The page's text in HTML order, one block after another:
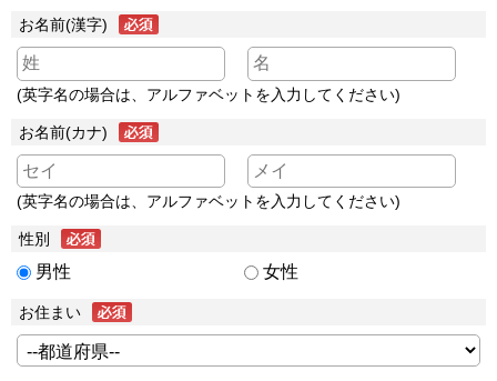
お名前(漢字)
(英字名の場合は、アルファベットを入力してください)
お名前(カナ)
(英字名の場合は、アルファベットを入力してください)
性別
男性 女性
お住まい